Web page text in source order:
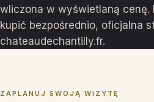
wliczona w wyświetlaną cenę.
kupić bezpośrednio, oficjalna
chateaudechantilly.fr.
ZAPLANUJ SWOJĄ WIZYTĘ